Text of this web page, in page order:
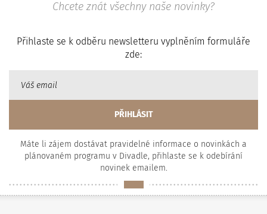
Chcete znát všechny naše novinky?
Přihlaste se k odběru newsletteru vyplněním formuláře
zde:
Máte li zájem dostávat pravidelné informace o novinkách a
plánovaném programu v Divadle, přihlaste se k odebírání
novinek emailem.